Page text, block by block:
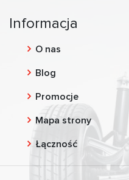
Informacja
O nas
Blog
Promocje
Mapa strony
Łączność